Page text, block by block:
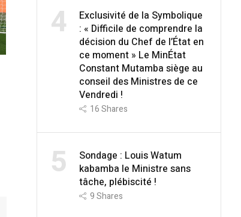
4
Exclusivité de la Symbolique
: « Difficile de comprendre la
décision du Chef de l’État en
ce moment » Le MinÉtat
Constant Mutamba siège au
conseil des Ministres de ce
Vendredi !
16Shares
5
Sondage : Louis Watum
kabamba le Ministre sans
tâche, plébiscité !
9Shares